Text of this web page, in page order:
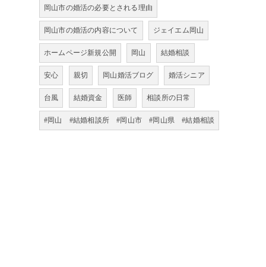
岡山市の婚活の必要とされる理由
岡山市の婚活の内容について ジェイエム岡山
ホームページ新規公開 岡山 結婚相談
安心 親切 岡山婚活ブログ 婚活シニア
台風 結婚資金 医師 相談所の日常
#岡山 #結婚相談所 #岡山市 #岡山県 #結婚相談